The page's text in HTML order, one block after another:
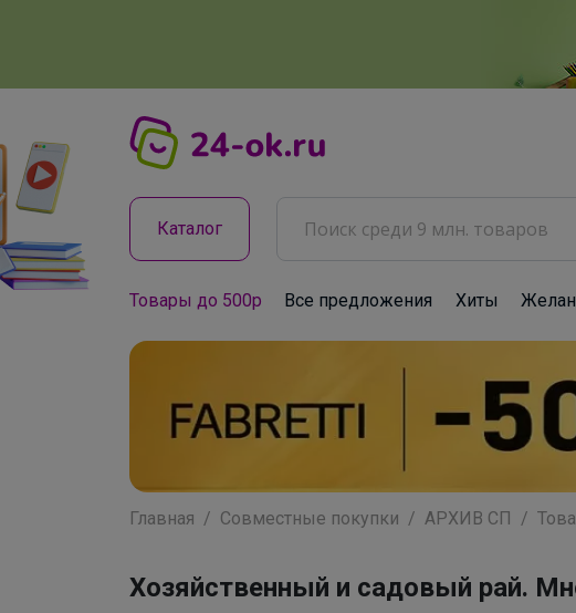
Каталог
Товары до 500р Все предложения Хиты
Главная Совместные покупки АРХИВ СП
Хозяйственный и садовый рай.